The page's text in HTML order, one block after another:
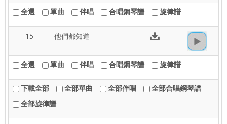
全選 單曲 伴唱 合唱鋼琴譜 旋律譜
15 他們都知道
全選 單曲 伴唱 合唱鋼琴譜 旋律譜
下載全部 全部單曲 全部伴唱
全部合唱鋼琴譜
全部旋律譜